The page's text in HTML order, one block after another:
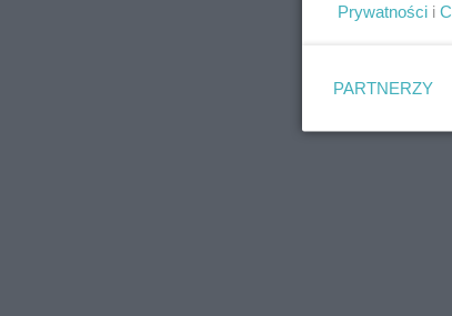
Prywatności i
PARTNERZY